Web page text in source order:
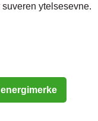
ytelsesevne.